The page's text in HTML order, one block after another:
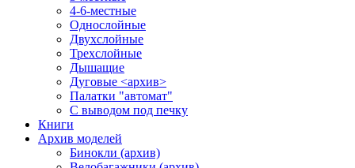
4-6-местные
Однослойные
Двухслойные
Трехслойные
Дышащие
Дуговые <архив>
Палатки "автомат"
C выводом под печку
Книги
Архив моделей
Бинокли (архив)